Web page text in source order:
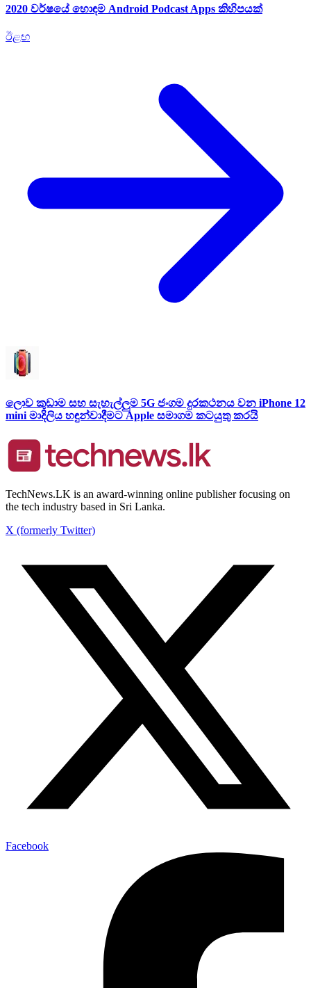
2020 වර්ෂයේ හොඳම Android Podcast Apps කිහිපයක්
ඊළඟ
ලොව කුඩාම සහ සැහැල්ලුම 5G ජංගම දුරකථනය වන iPhone 12
mini මාදිලිය හඳුන්වාදීමට Apple සමාගම කටයුතු කරයි
TechNews.LK is an award-winning online publisher focusing on
the tech industry based in Sri Lanka.
X (formerly Twitter)
Facebook